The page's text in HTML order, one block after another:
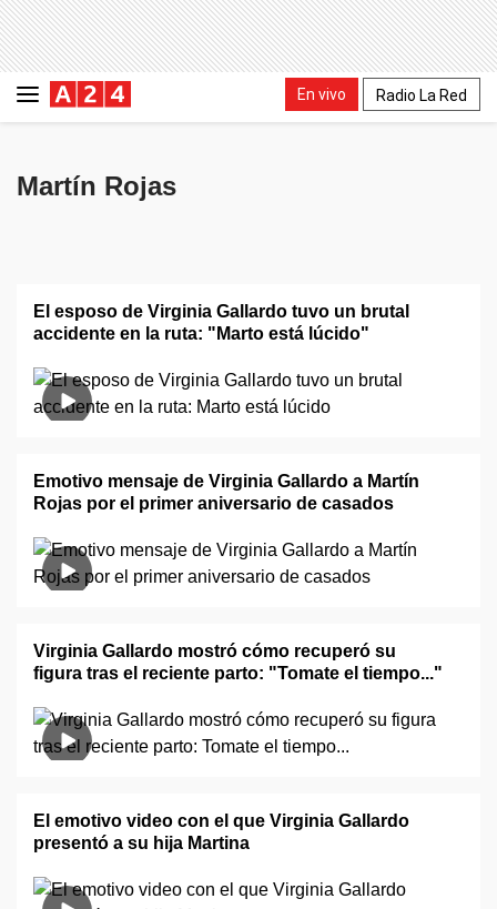
En vivo Radio La Red
Martín Rojas
El esposo de Virginia Gallardo tuvo un brutal
accidente en la ruta: "Marto está lúcido"
Emotivo mensaje de Virginia Gallardo a Martín
Rojas por el primer aniversario de casados
Virginia Gallardo mostró cómo recuperó su
figura tras el reciente parto: "Tomate el tiempo..."
El emotivo video con el que Virginia Gallardo
presentó a su hija Martina